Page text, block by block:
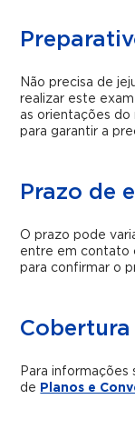
Não precisa de
realizar este
as orientações do
para garantir a
Prazo de
O prazo pode
entre em contato
para confirmar o
Cobertura
Para informações
de Planos e